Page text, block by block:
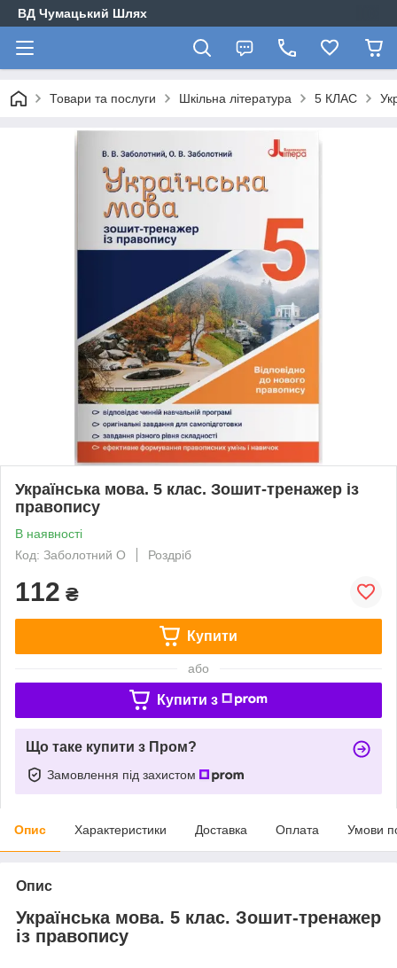
ВД Чумацький Шлях
Товари та послуги Шкільна література 5 КЛАС
Українська мова. 5 клас. Зошит-тренажер із
правопису
В наявності
Код: Заболотний О
Роздріб
112 ₴
Купити
або
Купити з
Що таке купити з Пром?
Замовлення під захистом
Опис Характеристики Доставка Оплата Умови
Опис
Українська мова. 5 клас. Зошит-тренажер
із правопису